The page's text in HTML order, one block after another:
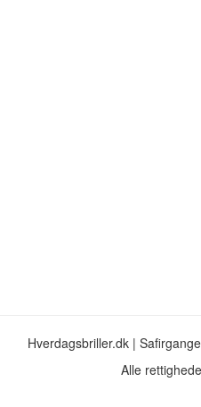
Hverdagsbriller.dk |
Alle